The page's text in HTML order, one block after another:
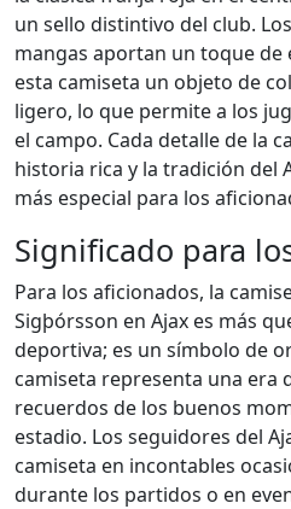
un sello distintivo del club.
mangas aportan un toque de
esta camiseta un objeto de
ligero, lo que permite a los
el campo. Cada detalle de la
historia rica y la tradición del
más especial para los
Significado para
Para los aficionados, la
Sigþórsson en Ajax es más
deportiva; es un símbolo de
camiseta representa una era
recuerdos de los buenos
estadio. Los seguidores del
camiseta en incontables
durante los partidos o en